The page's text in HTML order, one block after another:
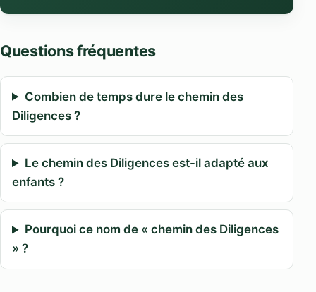
Questions fréquentes
Combien de temps dure le chemin des
Diligences ?
Le chemin des Diligences est-il adapté aux
enfants ?
Pourquoi ce nom de « chemin des Diligences
» ?